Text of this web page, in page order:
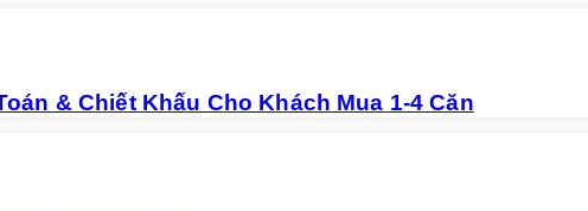
& Chiết Khấu Cho Khách Mua 1-4 Căn